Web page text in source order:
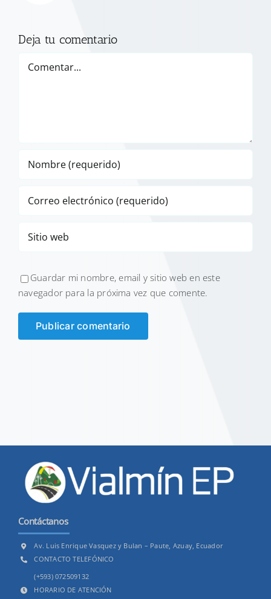
Deja tu comentario
Guardar mi nombre, email y sitio web en este
navegador para la próxima vez que comente.
Contáctanos
Av. Luis Enrique Vasquez y Bulan – Paute, Azuay, Ecuador
CONTACTO TELEFÓNICO
(+593) 072509132
HORARIO DE ATENCIÓN